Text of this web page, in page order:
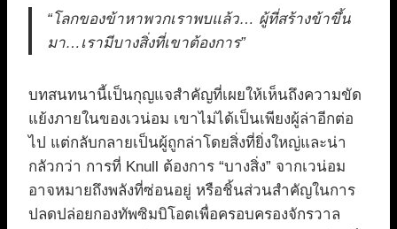
“โลกของข้าหาพวกเราพบแล้ว… ผู้ที่สร้างข้าขึ้น
มา…เรามีบางสิ่งที่เขาต้องการ”
บทสนทนานี้เป็นกุญแจสำคัญที่เผยให้เห็นถึงความขัด
แย้งภายในของเวน่อม เขาไม่ได้เป็นเพียงผู้ล่าอีกต่อ
ไป แต่กลับกลายเป็นผู้ถูกล่าโดยสิ่งที่ยิ่งใหญ่และน่า
กลัวกว่า การที่ Knull ต้องการ “บางสิ่ง” จากเวน่อม
อาจหมายถึงพลังที่ซ่อนอยู่ หรือชิ้นส่วนสำคัญในการ
ปลดปล่อยกองทัพซิมบิโอตเพื่อครอบครองจักรวาล